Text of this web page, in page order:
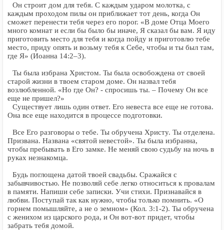
Он строит дом для тебя. С каждым ударом молотка, с
каждым проходом пилы он приближает тот день, когда Он
сможет перенести тебя через его порог. «В доме Отца Моего
много комнат и если бы было бы иначе, Я сказал бы вам. Я иду
приготовить место для тебя и когда пойду и приготовлю тебе
место, приду опять и возьму тебя к Себе, чтобы и ты был там,
где Я» (Иоанна 14:2–3).
Ты была избрана Христом. Ты была освобождена от своей
старой жизни в твоем старом доме. Он назвал тебя
возлюбленной. «Но где Он? - спросишь ты. – Почему Он все
еще не пришел?»
Существует лишь один ответ. Его невеста все еще не готова.
Она все еще находится в процессе подготовки.
Все Его разговоры о тебе. Ты обручена Христу. Ты отделена.
Призвана. Названа «святой невестой». Ты была избранна,
чтобы пребывать в Его замке. Не меняй свою судьбу на ночь в
руках незнакомца.
Будь поглощена датой твоей свадьбы. Сражайся с
забывчивостью. Не позволяй себе легко относиться к провалам
в памяти. Напиши себе записки. Учи стихи. Признавайся в
любви. Поступай так как нужно, чтобы только помнить. «О
горнем помышляйте, а не о земном» (Кол. 3:1-2). Ты обручена
с женихом из царского рода, и Он вот-вот придет, чтобы
забрать тебя домой.